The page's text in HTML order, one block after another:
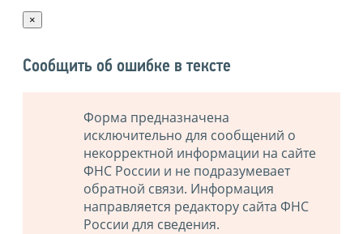
×
Сообщить об ошибке в тексте
Форма предназначена
исключительно для сообщений о
некорректной информации на сайте
ФНС России и не подразумевает
обратной связи. Информация
направляется редактору сайта ФНС
России для сведения.